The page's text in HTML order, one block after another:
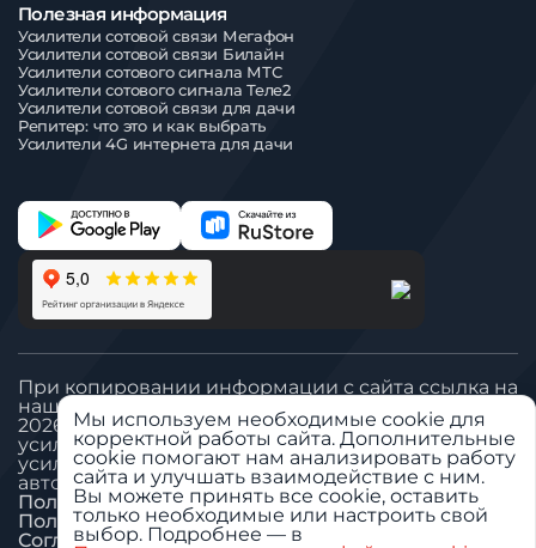
Полезная информация
Усилители сотовой связи Мегафон
Усилители сотовой связи Билайн
Усилители сотового сигнала МТС
Усилители сотового сигнала Теле2
Усилители сотовой связи для дачи
Репитер: что это и как выбрать
Усилители 4G интернета для дачи
При копировании информации с сайта ссылка на
наш сайт обязательна
2026 © Все права защищены. ООО «Вегател»:
усилитель сигнала сотовой связи, антенна GSM,
усилитель сигнала сотовой связи для дачи,
автомобильный GSM репитер.
Политика «Обработка ПДн»
Пользовательское соглашение
Согласие на обработку ПДн
Мы используем необходимые cookie для
корректной работы сайта. Дополнительные
cookie помогают нам анализировать работу
сайта и улучшать взаимодействие с ним.
Вы можете принять все cookie, оставить
только необходимые или настроить свой
выбор. Подробнее — в